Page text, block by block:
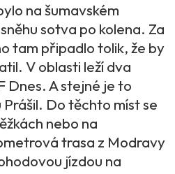
na šumavském
sotva po kolena. Za
tam připadlo tolik, že by
V oblasti leží dva
Dnes. A stejné je to
Do těchto míst se
nebo na
trasa z Modravy
jízdou na